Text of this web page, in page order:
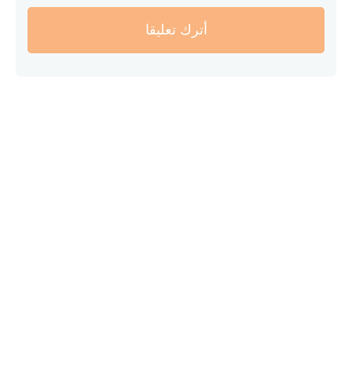
أترك تعليقا